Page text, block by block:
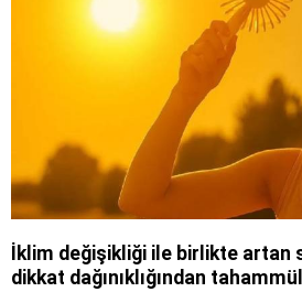
İklim değişikliği ile birlikte artan
dikkat dağınıklığından